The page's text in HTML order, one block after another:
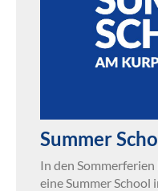
Summer
In den
eine Summer School